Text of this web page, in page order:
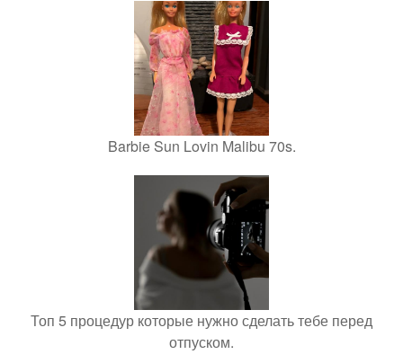
Barbie Sun Lovin Malibu 70s.
Топ 5 процедур которые нужно сделать тебе перед
отпуском.